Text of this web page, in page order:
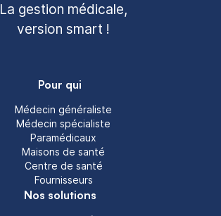
La gestion médicale,
version smart !
Pour qui
Médecin généraliste
Médecin spécialiste
Paramédicaux
Maisons de santé
Centre de santé
Fournisseurs
Nos solutions